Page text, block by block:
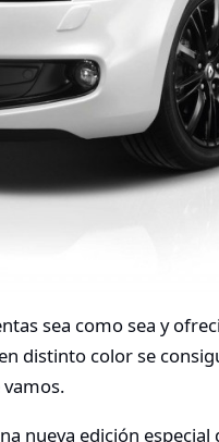
sea como sea y
distinto color se
nueva edición